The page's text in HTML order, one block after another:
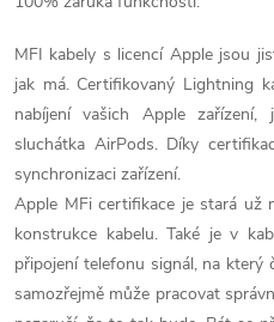
t
ů
k
t
ů
l
á
d
a
c
í
MFI kabely s licencí Apple jsou
jak má. Certifikovaný Lightning
nabíjení vašich Apple
sluchátka AirPods. Díky
synchronizaci zařízení.
Apple MFi certifikace je stará už
konstrukce kabelu. Také je v
připojení telefonu signál, na který
samozřejmě může pracovat